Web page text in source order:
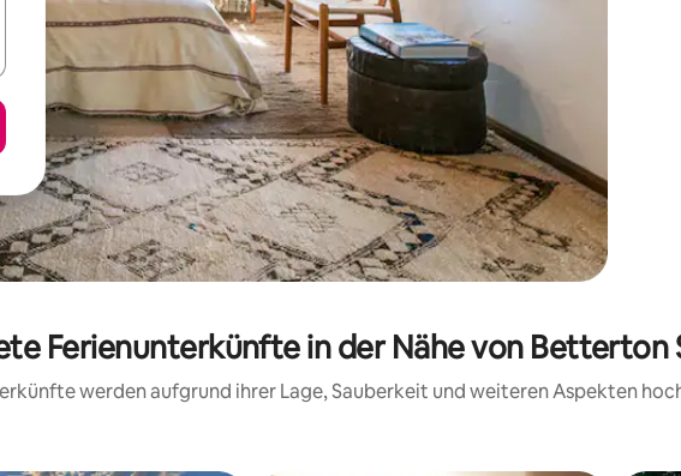
Ferienunterkünfte in der Nähe von Betterton
werden aufgrund ihrer Lage, Sauberkeit und weiteren Aspekten